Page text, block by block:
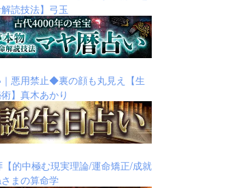
読技法】弓玉
悪用禁止◆裏の顔も丸見え【生
】真木あかり
的中極む現実理論/運命矯正/成就
まの算命学